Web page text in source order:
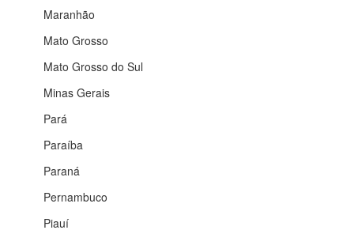
Maranhão
Mato Grosso
Mato Grosso do Sul
Minas Gerais
Pará
Paraíba
Paraná
Pernambuco
Piauí